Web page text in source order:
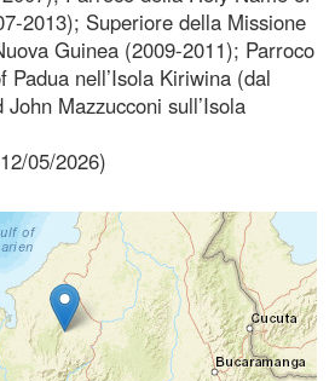
2013); Superiore della Missione
Guinea (2009-2011); Parroco
Padua nell’Isola Kiriwina (dal
Mazzucconi sull’Isola
05/2026)